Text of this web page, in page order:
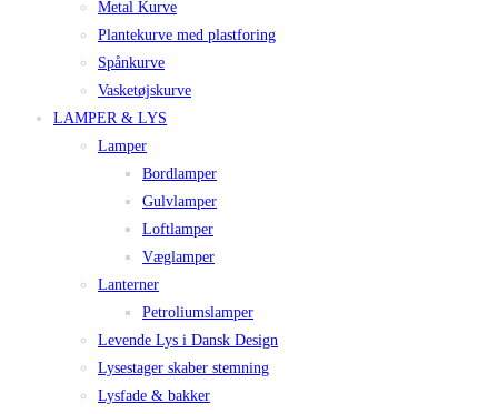
Metal Kurve
Plantekurve med plastforing
Spånkurve
Vasketøjskurve
LAMPER & LYS
Lamper
Bordlamper
Gulvlamper
Loftlamper
Væglamper
Lanterner
Petroliumslamper
Levende Lys i Dansk Design
Lysestager skaber stemning
Lysfade & bakker